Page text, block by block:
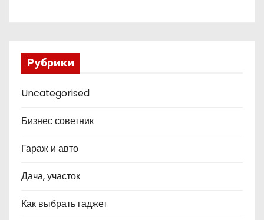
Рубрики
Uncategorised
Бизнес советник
Гараж и авто
Дача, участок
Как выбрать гаджет